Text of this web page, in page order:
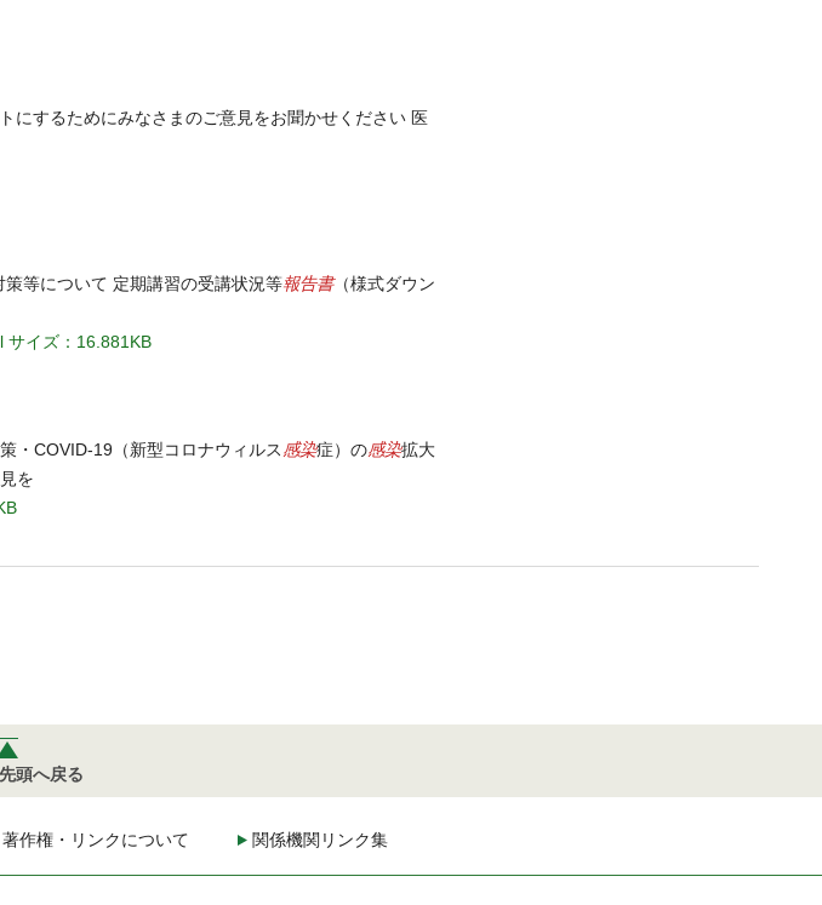
にするためにみなさまのご意見をお聞かせください 医
策等について 定期講習の受講状況等報告書（様式ダウン
サイズ：16.881KB
・COVID-19（新型コロナウィルス 感染症）の感染拡大
を
頭へ戻る
著作権・リンクについて 関係機関リンク集